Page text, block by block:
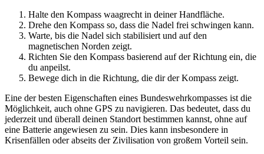
Halte den Kompass waagrecht in deiner Handfläche.
Drehe den Kompass so, dass die Nadel frei schwingen kann.
Warte, bis die Nadel sich stabilisiert und auf den
magnetischen Norden zeigt.
Richten Sie den Kompass basierend auf der Richtung ein, die
du anpeilst.
Bewege dich in die Richtung, die dir der Kompass zeigt.
Eine der besten Eigenschaften eines Bundeswehrkompasses ist die
Möglichkeit, auch ohne GPS zu navigieren. Das bedeutet, dass du
jederzeit und überall deinen Standort bestimmen kannst, ohne auf
eine Batterie angewiesen zu sein. Dies kann insbesondere in
Krisenfällen oder abseits der Zivilisation von großem Vorteil sein.